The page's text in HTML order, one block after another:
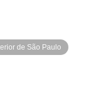
de São Paulo